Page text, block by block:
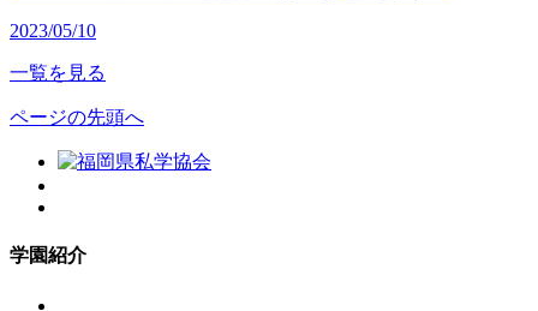
2023/05/10
一覧を見る
ページの先頭へ
学園紹介